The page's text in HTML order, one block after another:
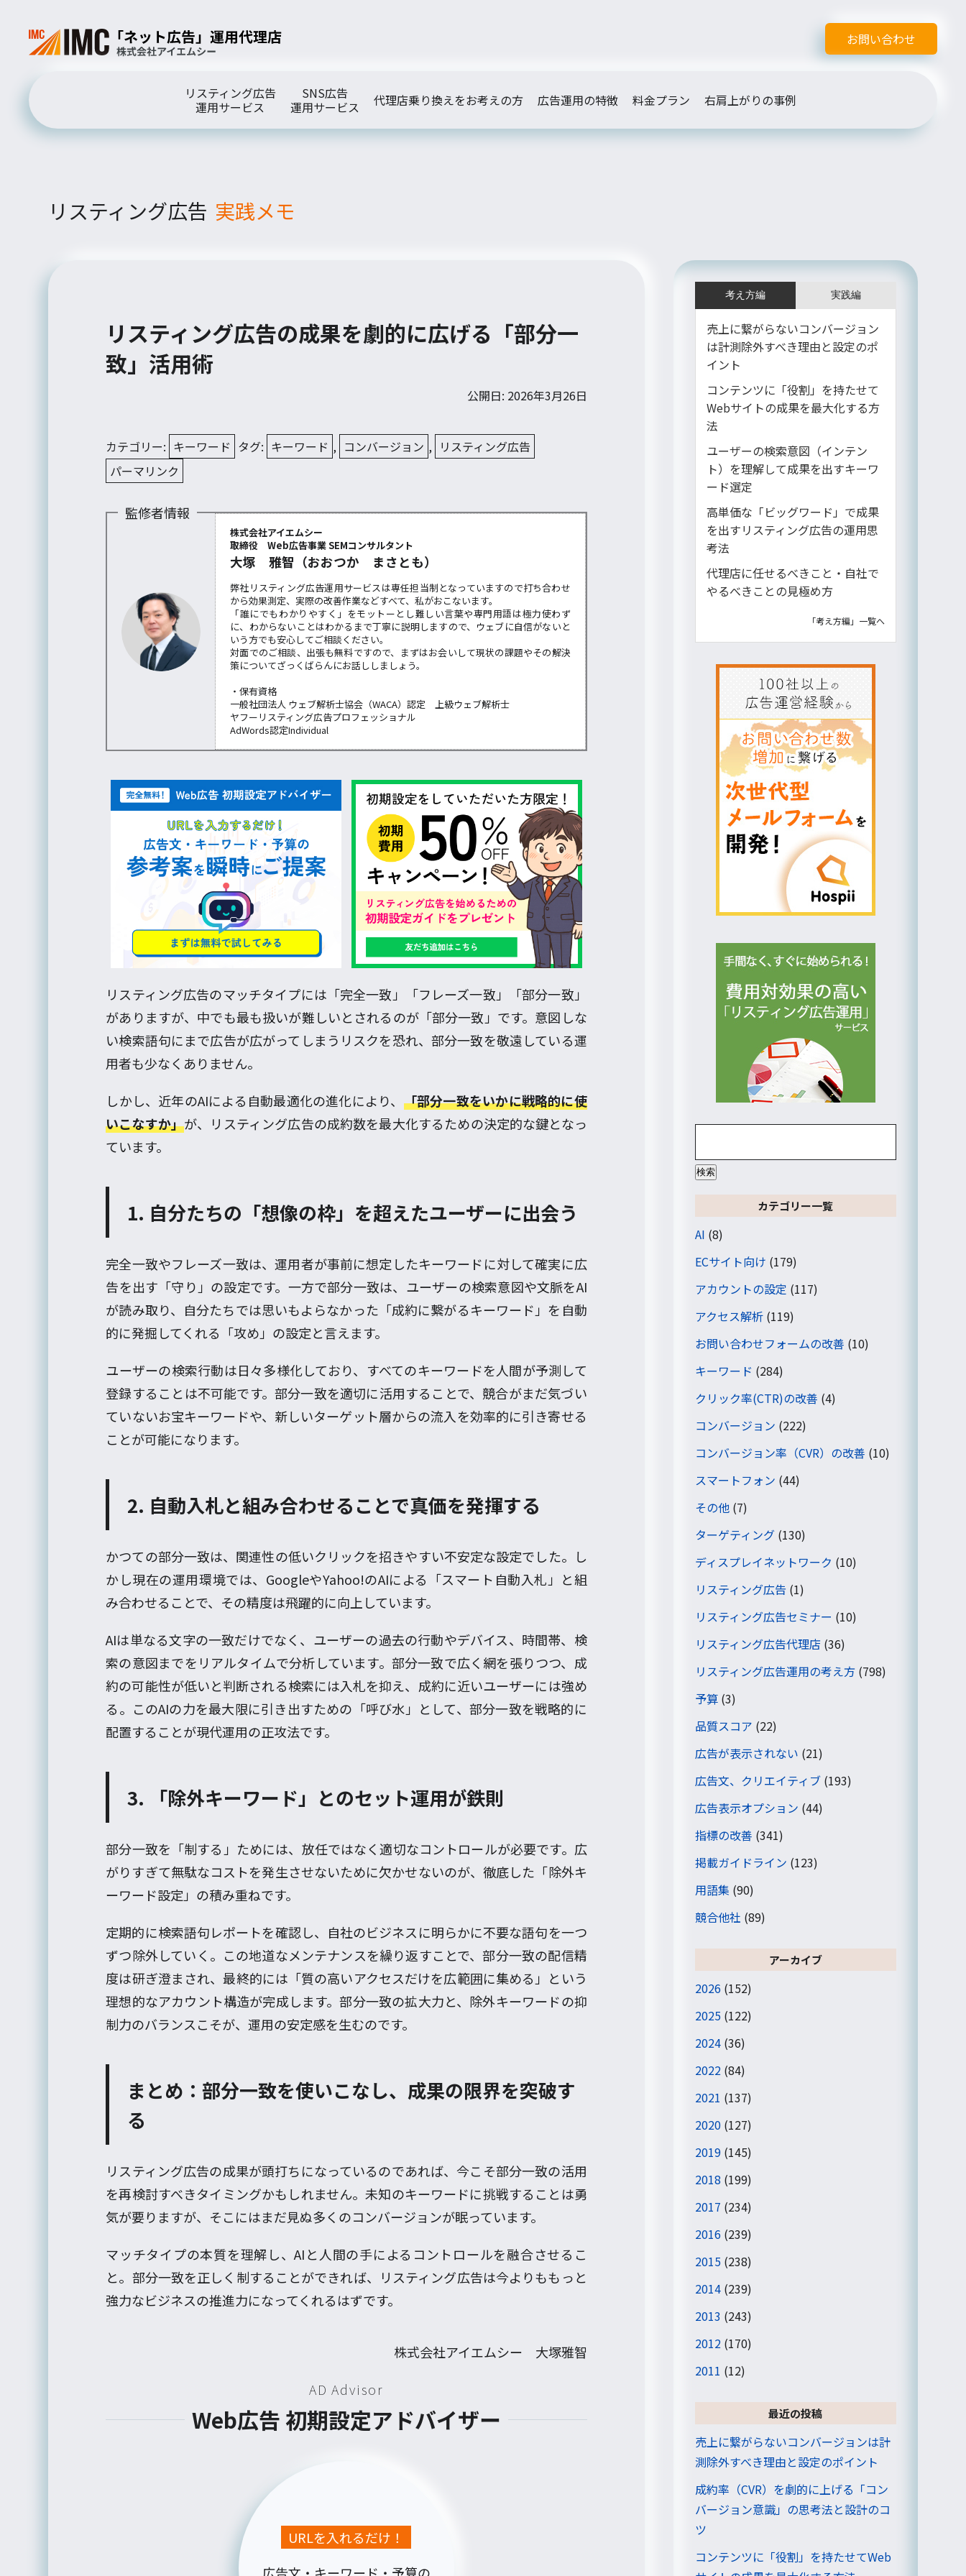
お問い合わせ
リスティング広告
運用サービス
SNS広告
運用サービス
代理店乗り換えをお考えの方 広告運用の特徴 料金プラン 右肩上がりの事例
リスティング広告 実践メモ
リスティング広告の成果を劇的に広げる「部分一
致」活用術
公開日: 2026年3月26日
カテゴリー: キーワード タグ: キーワード , コンバージョン , リスティング広告
パーマリンク
監修者情報
株式会社アイエムシー
取締役 Web広告事業 SEMコンサルタント
大塚 雅智（おおつか まさとも）
弊社リスティング広告運用サービスは専任担当制となっていますので打ち合わせ
から効果測定、実際の改善作業などすべて、私がおこないます。
「誰にでもわかりやすく」をモットーとし難しい言葉や専門用語は極力使わず
に、わからないことはわかるまで丁寧に説明しますので、ウェブに自信がないと
いう方でも安心してご相談ください。
対面でのご相談、出張も無料ですので、まずはお会いして現状の課題やその解決
策についてざっくばらんにお話ししましょう。
・保有資格
一般社団法人 ウェブ解析士協会（WACA）認定 上級ウェブ解析士
ヤフーリスティング広告プロフェッショナル
AdWords認定Individual
リスティング広告のマッチタイプには「完全一致」「フレーズ一致」「部分一致」
がありますが、中でも最も扱いが難しいとされるのが「部分一致」です。意図しな
い検索語句にまで広告が広がってしまうリスクを恐れ、部分一致を敬遠している運
用者も少なくありません。
しかし、近年のAIによる自動最適化の進化により、 「部分一致をいかに戦略的に使
いこなすか」が、リスティング広告の成約数を最大化するための決定的な鍵となっ
ています。
1. 自分たちの「想像の枠」を超えたユーザーに出会う
完全一致やフレーズ一致は、運用者が事前に想定したキーワードに対して確実に広
告を出す「守り」の設定です。一方で部分一致は、ユーザーの検索意図や文脈をAI
が読み取り、自分たちでは思いもよらなかった「成約に繋がるキーワード」を自動
的に発掘してくれる「攻め」の設定と言えます。
ユーザーの検索行動は日々多様化しており、すべてのキーワードを人間が予測して
登録することは不可能です。部分一致を適切に活用することで、競合がまだ気づい
ていないお宝キーワードや、新しいターゲット層からの流入を効率的に引き寄せる
ことが可能になります。
2. 自動入札と組み合わせることで真価を発揮する
かつての部分一致は、関連性の低いクリックを招きやすい不安定な設定でした。し
かし現在の運用環境では、GoogleやYahoo!のAIによる「スマート自動入札」と組
み合わせることで、その精度は飛躍的に向上しています。
AIは単なる文字の一致だけでなく、ユーザーの過去の行動やデバイス、時間帯、検
索の意図までをリアルタイムで分析しています。部分一致で広く網を張りつつ、成
約の可能性が低いと判断される検索には入札を抑え、成約に近いユーザーには強め
る。このAIの力を最大限に引き出すための「呼び水」として、部分一致を戦略的に
配置することが現代運用の正攻法です。
3. 「除外キーワード」とのセット運用が鉄則
部分一致を「制する」ためには、放任ではなく適切なコントロールが必要です。広
がりすぎて無駄なコストを発生させないために欠かせないのが、徹底した「除外キ
ーワード設定」の積み重ねです。
定期的に検索語句レポートを確認し、自社のビジネスに明らかに不要な語句を一つ
ずつ除外していく。この地道なメンテナンスを繰り返すことで、部分一致の配信精
度は研ぎ澄まされ、最終的には「質の高いアクセスだけを広範囲に集める」という
理想的なアカウント構造が完成します。部分一致の拡大力と、除外キーワードの抑
制力のバランスこそが、運用の安定感を生むのです。
まとめ：部分一致を使いこなし、成果の限界を突破す
る
リスティング広告の成果が頭打ちになっているのであれば、今こそ部分一致の活用
を再検討すべきタイミングかもしれません。未知のキーワードに挑戦することは勇
気が要りますが、そこにはまだ見ぬ多くのコンバージョンが眠っています。
マッチタイプの本質を理解し、AIと人間の手によるコントロールを融合させるこ
と。部分一致を正しく制することができれば、リスティング広告は今よりももっと
強力なビジネスの推進力になってくれるはずです。
株式会社アイエムシー 大塚雅智
AD Advisor
Web広告 初期設定アドバイザー
URLを入れるだけ！
考え方編 実践編
売上に繋がらないコンバージョン
は計測除外すべき理由と設定のポ
イント
コンテンツに「役割」を持たせて
Webサイトの成果を最大化する方
法
ユーザーの検索意図（インテン
ト）を理解して成果を出すキーワ
ード選定
高単価な「ビッグワード」で成果
を出すリスティング広告の運用思
考法
代理店に任せるべきこと・自社で
やるべきことの見極め方
「考え方編」一覧へ
カテゴリー一覧
AI (8)
ECサイト向け (179)
アカウントの設定 (117)
アクセス解析(119)
お問い合わせフォームの改善 (10)
キーワード (284)
クリック率(CTR)の改善 (4)
コンバージョン (222)
コンバージョン率（CVR）の改善 (10)
スマートフォン (44)
その他(7)
ターゲティング(130)
ディスプレイネットワーク (10)
リスティング広告 (1)
リスティング広告セミナー (10)
リスティング広告代理店(36)
リスティング広告運用の考え方(798)
予算(3)
品質スコア (22)
広告が表示されない (21)
広告文、クリエイティブ(193)
広告表示オプション (44)
指標の改善 (341)
掲載ガイドライン (123)
用語集 (90)
競合他社 (89)
アーカイブ
2026(152)
2025(122)
2024(36)
2022(84)
2021 (137)
2020(127)
2019(145)
2018 (199)
2017 (234)
2016(239)
2015(238)
2014(239)
2013 (243)
2012(170)
2011 (12)
最近の投稿
売上に繋がらないコンバージョンは計
測除外すべき理由と設定のポイント
成約率（CVR）を劇的に上げる「コン
バージョン意識」の思考法と設計のコ
ツ
コンテンツに「役割」を持たせてWeb